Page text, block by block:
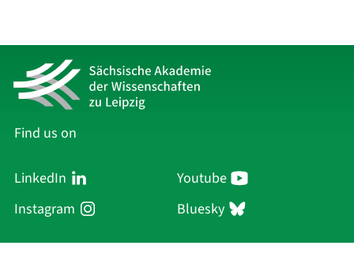
Find us on
LinkedIn
Youtube
Instagram
Bluesky